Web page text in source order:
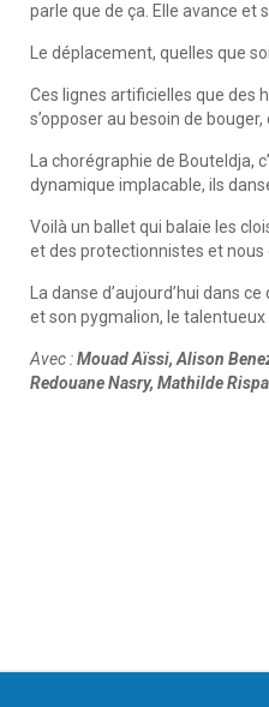
parle que de ça. Elle avance et
Le déplacement, quelles que
Ces lignes artificielles que des
s’opposer au besoin de bouger,
La chorégraphie de Bouteldja,
dynamique implacable, ils
Voilà un ballet qui balaie les
et des protectionnistes et nous
La danse d’aujourd’hui dans
et son pygmalion, le talentueux
Avec :Mouad Aïssi, Alison
Redouane Nasry, Mathilde